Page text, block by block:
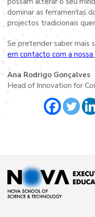
dominar as ferramentas
projectos tradicionais
Se pretender saber mais
em contacto com a nossa
Ana Rodrigo Gonçalves
Head of Innovation for